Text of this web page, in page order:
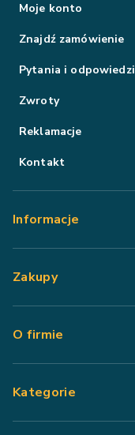
Moje konto
Znajdź zamówienie
Pytania i odpowiedzi
Zwroty
Reklamacje
Kontakt
Informacje
Zakupy
O firmie
Kategorie